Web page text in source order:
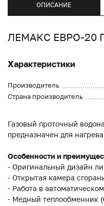
ОПИСАНИЕ
ЛЕМАКС ЕВРО-20
Характеристики
Производитель
Страна производитель
Газовый проточный
предназначен для
Особенности и
- Оригинальный дизайн
- Открытая камера
- Работа в
- Медный теплообменник